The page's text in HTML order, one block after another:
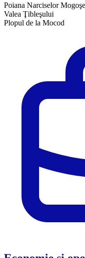
Poiana Narciselor
Valea Ţibleşului
Plopul de la Mocod